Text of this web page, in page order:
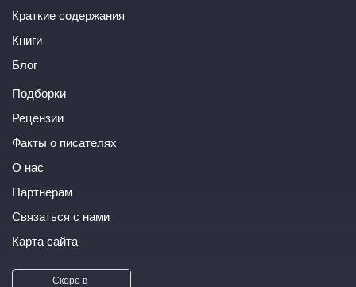
Краткие содержания
Книги
Блог
Подборки
Рецензии
Факты о писателях
О нас
Партнерам
Связаться с нами
Карта сайта
Скоро в